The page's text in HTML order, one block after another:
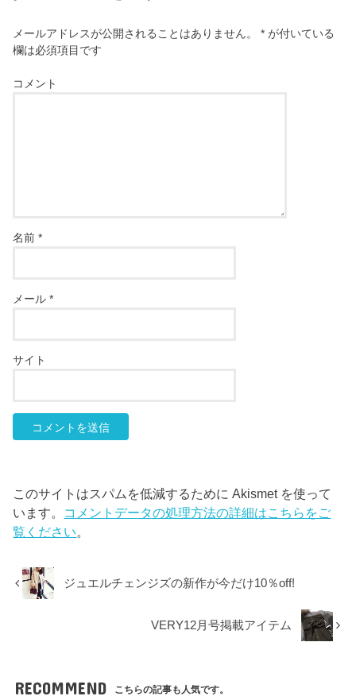
メールアドレスが公開されることはありません。 * が付いている
欄は必須項目です
コメント
名前*
メール*
サイト
このサイトはスパムを低減するために Akismet を使って
います。 コメントデータの処理方法の詳細はこちらをご
覧ください。
ジュエルチェンジズの新作が今だけ10％off!
VERY12月号掲載アイテム
RECOMMEND こちらの記事も人気です。